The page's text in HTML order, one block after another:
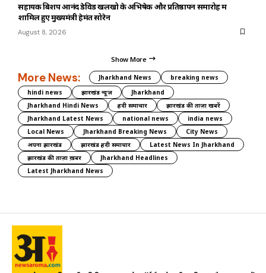
सहायक बिशप आनंद डेविड खलखो के अभिषेक और प्रतिष्ठापन समारोह में
शामिल हुए मुख्यमंत्री हेमंत सोरेन
August 8, 2026
Show More
More News: Jharkhand News
breaking news
hindi news
झारखंड न्यूज़
Jharkhand
Jharkhand Hindi News
हिंदी समाचार
झारखंड की ताज़ा खबरें
Jharkhand Latest News
national news
india news
Local News
Jharkhand Breaking News
City News
अपना झारखंड
झारखंड हिंदी समाचार
Latest News In Jharkhand
झारखंड की ताज़ा ख़बर
Jharkhand Headlines
Latest Jharkhand News